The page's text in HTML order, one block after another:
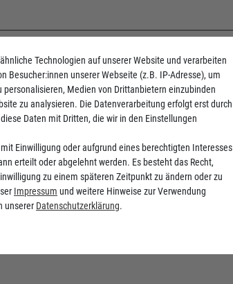
Technologien auf unserer Website und verarbeiten
Besucher:innen unserer Webseite (z.B. IP-Adresse), um
Medien von Drittanbietern einzubinden
zu analysieren. Die Datenverarbeitung erfolgt erst durch
Daten mit Dritten, die wir in den Einstellungen
Einwilligung oder aufgrund eines berechtigten Interesses
erteilt oder abgelehnt werden. Es besteht das Recht,
zu einem späteren Zeitpunkt zu ändern oder zu
Impressum und weitere Hinweise zur Verwendung
unserer Daten­schutz­erklärung.